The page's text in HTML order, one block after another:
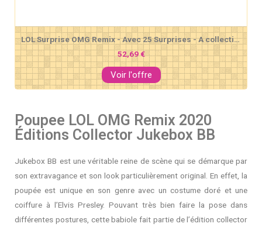
LOL Surprise OMG Remix - Avec 25 Surprises - A collectionner Poupée mannequin, Vêtements & Accessoires - Lonestar
52,69 €
Voir l'offre
Poupee LOL OMG Remix 2020
Éditions Collector Jukebox BB
Jukebox BB est une véritable reine de scène qui se démarque par
son extravagance et son look particulièrement original. En effet, la
poupée est unique en son genre avec un costume doré et une
coiffure à l’Elvis Presley. Pouvant très bien faire la pose dans
différentes postures, cette babiole fait partie de l’édition collector